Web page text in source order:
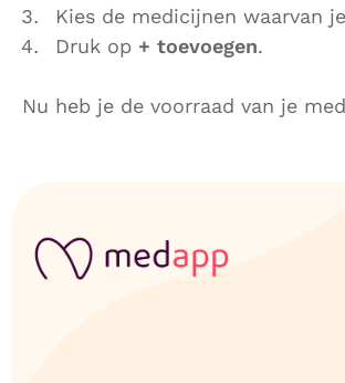
Kies de medicijnen waarvan
Druk op + toevoegen.
Nu heb je de voorraad van je